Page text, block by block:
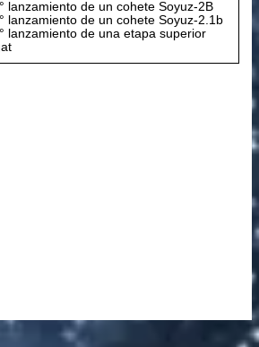
lanzamiento de un cohete Soyuz-2B
lanzamiento de un cohete Soyuz-2.1b
lanzamiento de una etapa superior